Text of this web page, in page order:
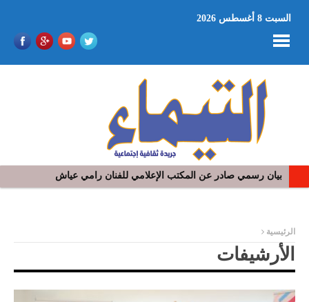
السبت 8 أغسطس 2026
بيان رسمي صادر عن المكتب الإعلامي للفنان رامي عياش
الرئيسية
الأرشيفات